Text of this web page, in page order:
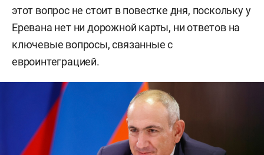
этот вопрос не стоит в повестке дня, поскольку у
Еревана нет ни дорожной карты, ни ответов на
ключевые вопросы, связанные с
евроинтеграцией.